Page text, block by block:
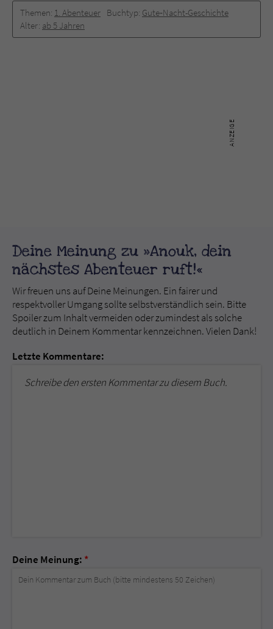
Themen: 1. Abenteuer Buchtyp: Gute‐Nacht-Geschichte
Alter: ab 5 Jahren
Deine Meinung zu »Anouk, dein
nächstes Abenteuer ruft!«
Wir freuen uns auf Deine Meinungen. Ein fairer und
respektvoller Umgang sollte selbstverständlich sein. Bitte
Spoiler zum Inhalt vermeiden oder zumindest als solche
deutlich in Deinem Kommentar kennzeichnen. Vielen Dank!
Letzte Kommentare:
Schreibe den ersten Kommentar zu diesem Buch.
Deine Meinung: *